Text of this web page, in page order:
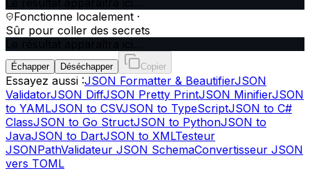
Fonctionne localement ·
Sûr pour coller des secrets
Échapper Déséchapper Copier
Essayez aussi :JSON Formatter & BeautifierJSON
ValidatorJSON DiffJSON Pretty PrintJSON MinifierJSON
to YAMLJSON to CSVJSON to TypeScriptJSON to C#
ClassJSON to Go StructJSON to PythonJSON to
JavaJSON to DartJSON to XMLTesteur
JSONPathValidateur JSON SchemaConvertisseur JSON
vers TOML